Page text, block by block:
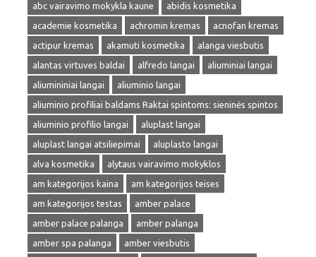
abc vairavimo mokykla kaune
abidis kosmetika
academie kosmetika
achromin kremas
acnofan kremas
actipur kremas
akamuti kosmetika
alanga viesbutis
alantas virtuves baldai
alfredo langai
aliuminiai langai
aliumininiai langai
aliuminio langai
aliuminio profiliai baldams Raktai spintoms: sieninės spintos
aliuminio profilio langai
aluplast langai
aluplast langai atsiliepimai
aluplasto langai
alva kosmetika
alytaus vairavimo mokyklos
am kategorijos kaina
am kategorijos teises
am kategorijos testas
amber palace
amber palace palanga
amber palanga
amber spa palanga
amber viesbutis